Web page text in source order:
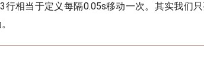
相当于定义每隔0.05s移动一次。其实我们